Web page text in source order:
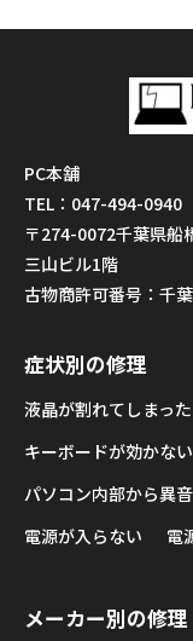
PC本舗
TEL：047-494-0940
〒274-0072千葉県船
三山ビル1階
古物商許可番号：千
症状別の修理
液晶が割れてしまった
キーボードが効かない
パソコン内部から異
電源が入らない
電
メーカー別の修理